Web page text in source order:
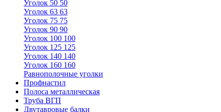
Уголок 50 50
Уголок 63 63
Уголок 75 75
Уголок 90 90
Уголок 100 100
Уголок 125 125
Уголок 140 140
Уголок 160 160
Равнополочные уголки
Профнастил
Полоса металлическая
Труба ВГП
Двутавровые балки